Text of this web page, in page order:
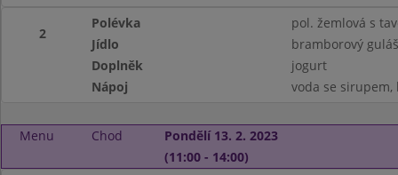
2
Polévka
pol. žemlová s
Jídlo
bramborový
Doplněk
jogurt
Nápoj
voda se sirupem,
Menu Chod
Pondělí 13. 2. 2023
(11:00 - 14:00)